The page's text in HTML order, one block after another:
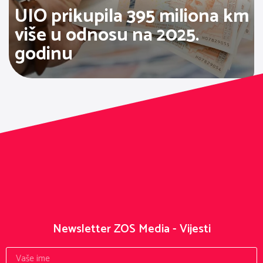
UIO prikupila 395 miliona km
više u odnosu na 2025.
godinu
Newsletter ZOS Media - Vijesti